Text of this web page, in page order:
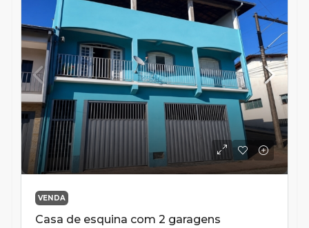
VENDA
Casa de esquina com 2 garagens